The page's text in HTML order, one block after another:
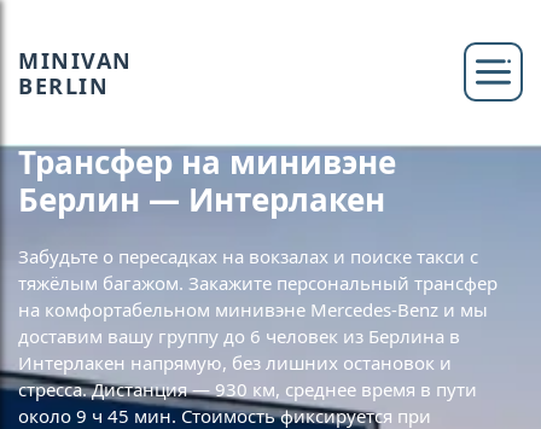
MINIVAN
BERLIN
Трансфер на минивэне
Берлин — Интерлакен
Забудьте о пересадках на вокзалах и поиске такси с
тяжёлым багажом. Закажите персональный трансфер
на комфортабельном минивэне Mercedes-Benz и мы
доставим вашу группу до 6 человек из Берлина в
Интерлакен напрямую, без лишних остановок и
стресса. Дистанция — 930 км, среднее время в пути
около 9 ч 45 мин. Стоимость фиксируется при